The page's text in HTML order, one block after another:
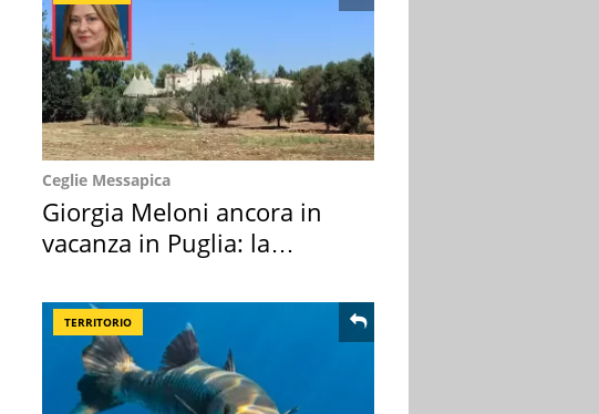
Ceglie Messapica
Giorgia Meloni ancora in
vacanza in Puglia: la
TERRITORIO